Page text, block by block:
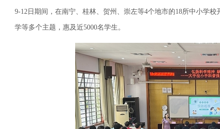
9-12日期间，在南宁、桂林、贺州、崇左等4个地市的18所中小学
学等多个主题，惠及近5000名学生。